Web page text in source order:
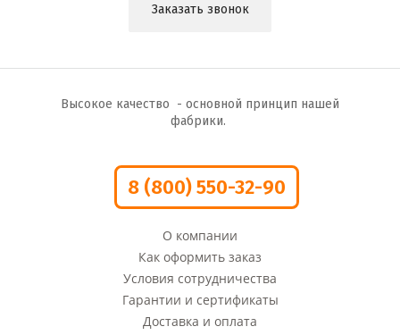
Заказать звонок
Высокое качество - основной принцип нашей
фабрики.
8 (800) 550-32-90
О компании
Как оформить заказ
Условия сотрудничества
Гарантии и сертификаты
Доставка и оплата